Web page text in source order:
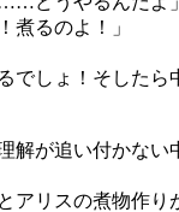
煮るのよ！」
でしょ！そした
解が追い付かない
リスの煮物作り